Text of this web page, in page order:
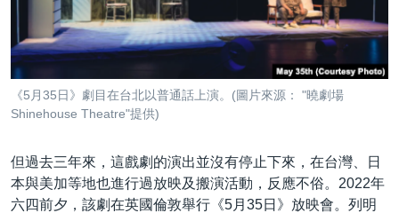
《5月35日》劇目在台北以普通話上演。(圖片來源： "曉劇場
Shinehouse Theatre"提供)
但過去三年來，這戲劇的演出並沒有停止下來，在台灣、日
本與美加等地也進行過放映及搬演活動，反應不俗。2022年
六四前夕，該劇在英國倫敦舉行《5月35日》放映會。列明